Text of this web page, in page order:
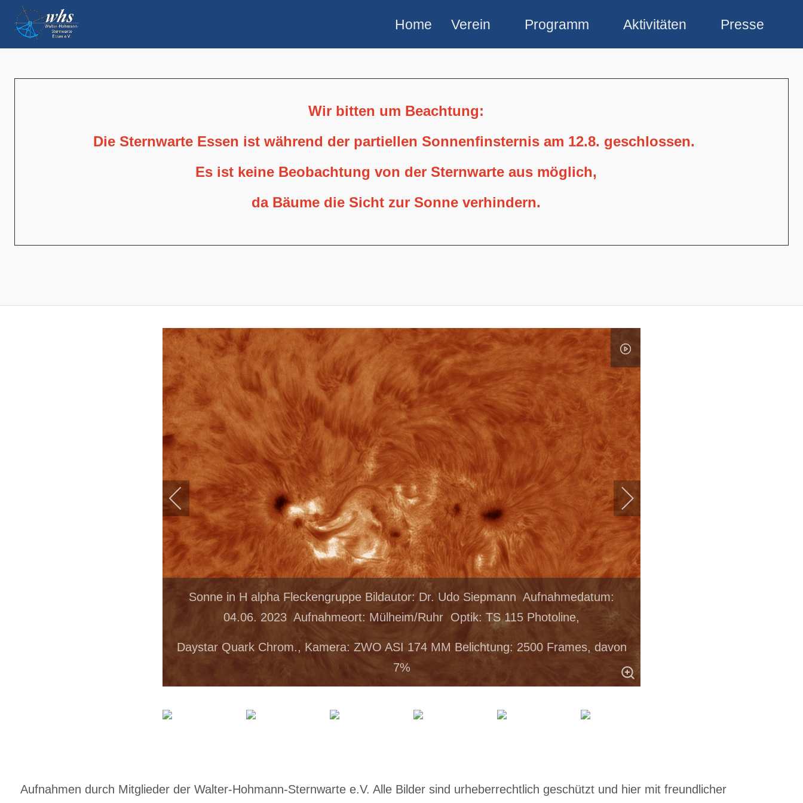
Home Verein Programm Aktivitäten Presse
Wir bitten um Beachtung:
Die Sternwarte Essen ist während der partiellen Sonnenfinsternis am 12.8. geschlossen.
Es ist keine Beobachtung von der Sternwarte aus möglich,
da Bäume die Sicht zur Sonne verhindern.
Sonne in H alpha Fleckengruppe Bildautor: Dr. Udo Siepmann Aufnahmedatum:
04.06. 2023 Aufnahmeort: Mülheim/Ruhr Optik: TS 115 Photoline,
Daystar Quark Chrom., Kamera: ZWO ASI 174 MM Belichtung: 2500 Frames, davon
7%
Aufnahmen durch Mitglieder der Walter-Hohmann-Sternwarte e.V. Alle Bilder sind urheberrechtlich geschützt und hier mit freundlicher